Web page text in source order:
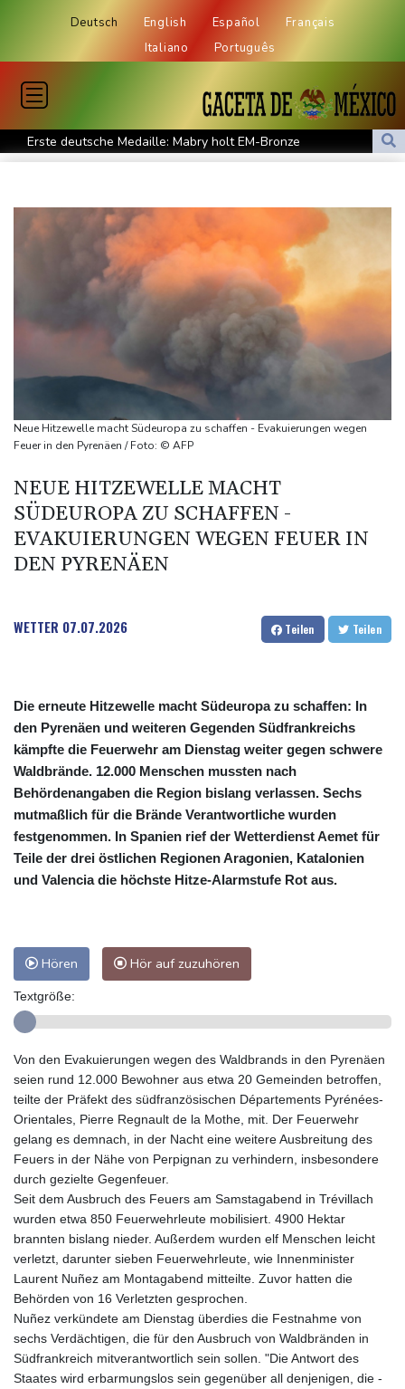
Deutsch English Español
Français
Italiano
Português
Erste deutsche Medaille: Mabry holt EM-Bronze
Mehr als 70 Prozent Englands von Dürre betroffen
Katastrophenfall ausgerufen
Trump fordert Entschädigungen vom Iran
Russische Oppositionspartei Jabloko von Parlamentswahl
ausgeschlossen
Schwimm-EM: Märtens holt mit Staffel erste Becken-Medaille
Kosovo-Schutztruppe KFOR will Präsenz an Schlüsselpositionen
Regierung baut Drohnenabwehr an Flughäfen aus - Absage an
Bundeswehr-Einsatz
Präsident von Ceuta will Migranten bis zu ihrer Ausweisung
Mindestens 18 Tote bei schwerem Erdbeben in Kolumbien
Neue Hitzewelle macht Südeuropa zu schaffen - Evakuierungen wegen
Feuer in den Pyrenäen / Foto: © AFP
NEUE HITZEWELLE MACHT
SÜDEUROPA ZU SCHAFFEN -
EVAKUIERUNGEN WEGEN FEUER IN
DEN PYRENÄEN
WETTER 07.07.2026 Teilen Teilen
Die erneute Hitzewelle macht Südeuropa zu schaffen: In
den Pyrenäen und weiteren Gegenden Südfrankreichs
kämpfte die Feuerwehr am Dienstag weiter gegen schwere
Waldbrände. 12.000 Menschen mussten nach
Behördenangaben die Region bislang verlassen. Sechs
mutmaßlich für die Brände Verantwortliche wurden
festgenommen. In Spanien rief der Wetterdienst Aemet für
Teile der drei östlichen Regionen Aragonien, Katalonien
und Valencia die höchste Hitze-Alarmstufe Rot aus.
Hören Hör auf zuzuhören
Textgröße:
Von den Evakuierungen wegen des Waldbrands in den Pyrenäen
seien rund 12.000 Bewohner aus etwa 20 Gemeinden betroffen,
teilte der Präfekt des südfranzösischen Départements Pyrénées-
Orientales, Pierre Regnault de la Mothe, mit. Der Feuerwehr
gelang es demnach, in der Nacht eine weitere Ausbreitung des
Feuers in der Nähe von Perpignan zu verhindern, insbesondere
durch gezielte Gegenfeuer.
Seit dem Ausbruch des Feuers am Samstagabend in Trévillach
wurden etwa 850 Feuerwehrleute mobilisiert. 4900 Hektar
brannten bislang nieder. Außerdem wurden elf Menschen leicht
verletzt, darunter sieben Feuerwehrleute, wie Innenminister
Laurent Nuñez am Montagabend mitteilte. Zuvor hatten die
Behörden von 16 Verletzten gesprochen.
Nuñez verkündete am Dienstag überdies die Festnahme von
sechs Verdächtigen, die für den Ausbruch von Waldbränden in
Südfrankreich mitverantwortlich sein sollen. "Die Antwort des
Staates wird erbarmungslos sein gegenüber all denjenigen, die -